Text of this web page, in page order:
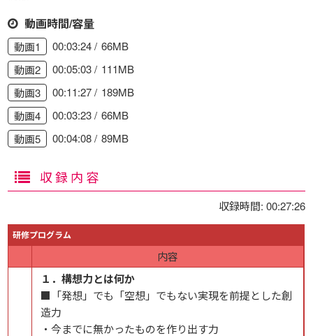
動画時間/容量
動画1 00:03:24
66MB
動画2
00:05:03
111MB
動画3
00:11:27
189MB
動画4
00:03:23
66MB
動画5
00:04:08 89MB
収録内容
収録時間: 00:27:26
研修プログラム
内容
１．構想力とは何か
■「発想」でも「空想」でもない実現を前提とした創
造力
・今までに無かったものを作り出す力